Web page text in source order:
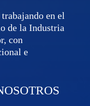
en el
de la Industria
con
e